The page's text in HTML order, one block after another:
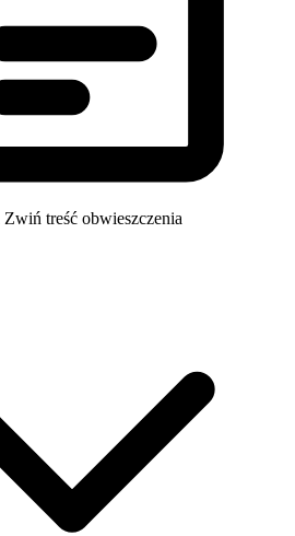
Zwiń treść obwieszczenia